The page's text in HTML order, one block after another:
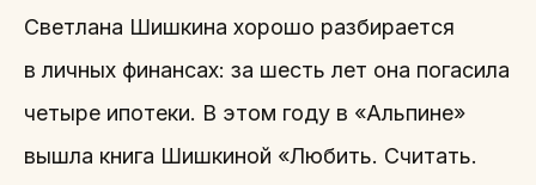
Светлана Шишкина хорошо разбирается
в личных финансах: за шесть лет она погасила
четыре ипотеки. В этом году в «Альпине»
вышла книга Шишкиной «Любить. Считать.